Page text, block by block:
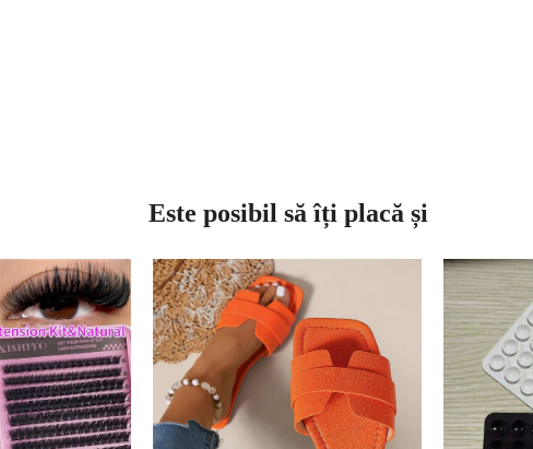
Este posibil să îți placă și